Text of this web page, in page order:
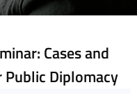
Cases and
Diplomacy